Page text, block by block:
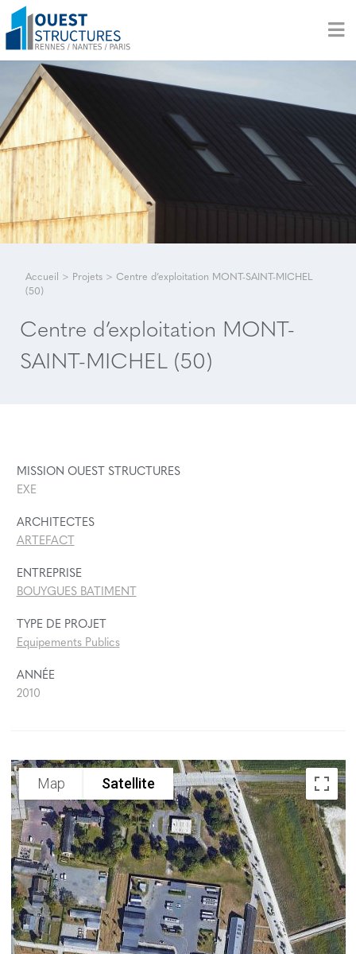
Accueil > Projets > Centre d’exploitation MONT-SAINT-MICHEL
(50)
Centre d’exploitation MONT-
SAINT-MICHEL (50)
MISSION OUEST STRUCTURES
EXE
ARCHITECTES
ARTEFACT
ENTREPRISE
BOUYGUES BATIMENT
TYPE DE PROJET
Equipements Publics
ANNÉE
2010
Map Satellite